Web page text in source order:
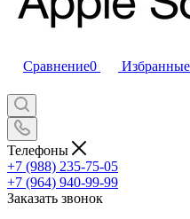
Сравнение0
Телефоны
+7 (988) 235-75-05
+7 (964) 940-99-99
Заказать звонок